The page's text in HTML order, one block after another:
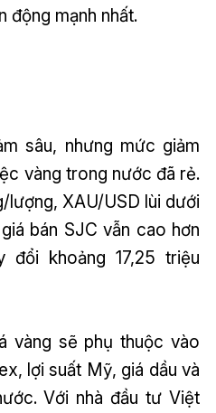
động mạnh nhất.
sâu, nhưng mức giảm
vàng trong nước đã rẻ.
lượng, XAU/USD lùi dưới
bán SJC vẫn cao hơn
đổi khoảng 17,25 triệu
vàng sẽ phụ thuộc vào
lợi suất Mỹ, giá dầu và
Với nhà đầu tư Việt